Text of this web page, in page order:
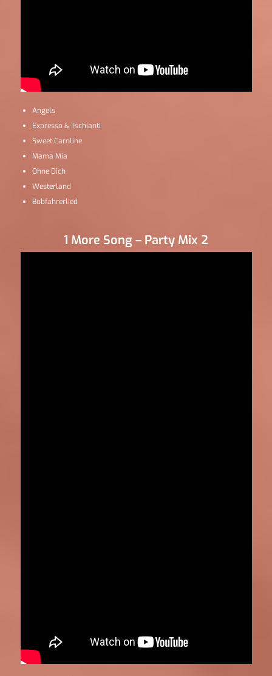
Angels
Expresso & Tschianti
Sweet Caroline
Mama Mia
Ohne Dich
Westerland
Bobfahrerlied
1 More Song – Party Mix 2